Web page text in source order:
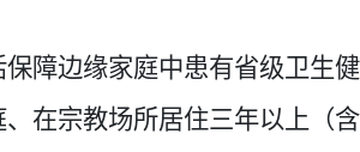
保障边缘家庭中患有省级卫生
、在宗教场所居住三年以上（